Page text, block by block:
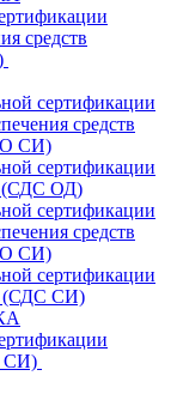
средств
сертификации
средств
СИ)
сертификации
(СДС ОД)
сертификации
средств
СИ)
сертификации
(СДС СИ)
СИ)